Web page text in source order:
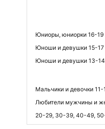
Юниоры, юниорки 16-19
Юноши и девушки 15-17
Юноши и девушки 13-14
Мальчики и девочки 11-
Любители мужчины и
20-29, 30-39, 40-49,